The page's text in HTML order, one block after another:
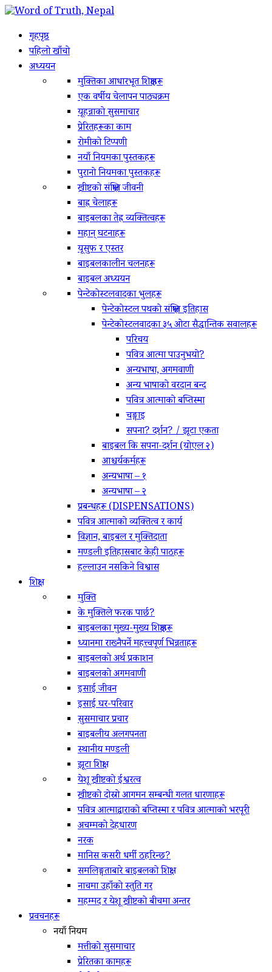
गृहपृष्ठ
पहिलो खाँचो
अध्ययन
मुक्तिका आधारभूत शिक्षाहरू
एक वर्षीय चेलापन पाठ्यक्रम
यूहन्नाको सुसमाचार
प्रेरितहरूका काम
रोमीको टिप्पणी
नयाँ नियमका पुस्तकहरू
पुरानो नियमका पुस्तकहरू
ख्रीष्टको संक्षिप्त जीवनी
बाह्र चेलाहरू
बाइबलका तेह्र व्यक्तित्वहरू
महान् घटनाहरू
यूसुफ र एस्तर
बाइबलकालीन चलनहरू
बाइबल अध्ययन
पेन्टेकोस्टलवादका भुलहरू
पेन्टेकोस्टल पथको संक्षिप्‍त इतिहास
पेन्टेकोस्टलवादका ३५ ओटा सैद्धान्तिक सवालहरू
परिचय
पवित्र आत्मा पाउनुभयो?
अन्यभाषा, अगमवाणी
अन्य भाषाको वरदान बन्द
पवित्र आत्माको बप्‍तिस्मा
चङ्गाइ
सपना? दर्शन? / झूटा एकता
बाइबल कि सपना-दर्शन (योएल २)
आश्चर्यकर्महरू
अन्यभाषा – १
अन्यभाषा – २
प्रबन्धहरू (DISPENSATIONS)
पवित्र आत्माको व्यक्तित्व र कार्य
विज्ञान, बाइबल र मुक्तिदाता
मण्डली इतिहासबाट केही पाठहरू
हल्लाउन नसकिने विश्वास
शिक्षा
मुक्ति
के मुक्तिले फरक पार्छ?
बाइबलका मुख्य-मुख्य शिक्षाहरू
ध्यानमा राख्नैपर्ने महत्त्वपूर्ण भिन्नताहरू
बाइबलको अर्थ प्रकाशन
बाइबलको अगमवाणी
इसाई जीवन
इसाई घर-परिवार
सुसमाचार प्रचार
बाइबलीय अलगपनता
स्थानीय मण्डली
झूटा शिक्षा
येशू ख्रीष्टको ईश्वरत्व
ख्रीष्टको दोस्रो आगमन सम्बन्धी गलत धारणाहरू
पवित्र आत्माद्वाराको बप्तिस्मा र पवित्र आत्माको भरपूरी
अचम्मको देहधारण
नरक
मानिस कसरी धर्मी ठहरिन्छ?
समलिङ्गताबारे बाइबलको शिक्षा
नाचमा उहाँको स्तुति गर
महम्मद र येशू ख्रीष्टको बीचमा अन्तर
प्रवचनहरू
नयाँ नियम
मत्तीको सुसमाचार
प्रेरितका कामहरू